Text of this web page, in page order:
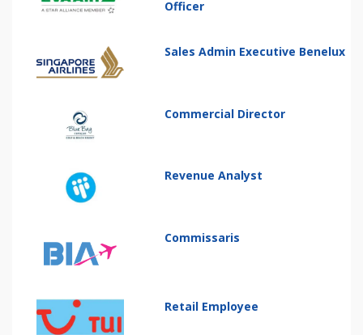
Officer
Sales Admin Executive Benelux
Commercial Director
Revenue Analyst
Commissaris
Retail Employee